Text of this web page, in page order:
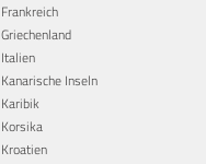
Frankreich
Griechenland
Italien
Kanarische Inseln
Karibik
Korsika
Kroatien